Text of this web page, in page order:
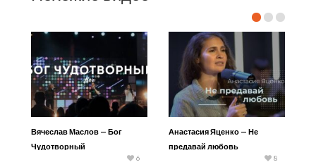
Вячеслав Маслов — Бог
Чудотворный
6
Анастасия Яценко — Не
предавай любовь
8